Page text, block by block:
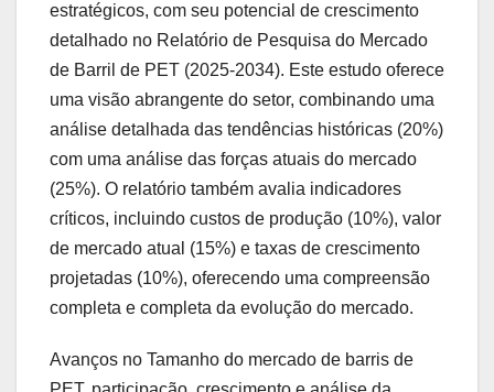
estratégicos, com seu potencial de crescimento
detalhado no Relatório de Pesquisa do Mercado
de Barril de PET (2025-2034). Este estudo oferece
uma visão abrangente do setor, combinando uma
análise detalhada das tendências históricas (20%)
com uma análise das forças atuais do mercado
(25%). O relatório também avalia indicadores
críticos, incluindo custos de produção (10%), valor
de mercado atual (15%) e taxas de crescimento
projetadas (10%), oferecendo uma compreensão
completa e completa da evolução do mercado.
Avanços no Tamanho do mercado de barris de